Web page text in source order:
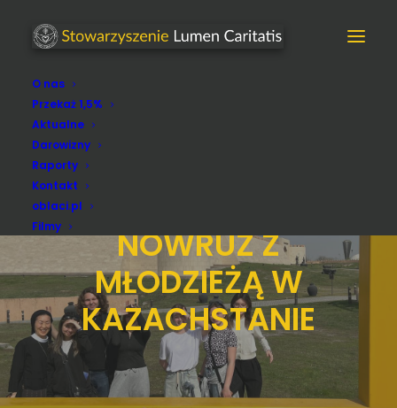
O nas
Przekaż 1,5%
Aktualne
Darowizny
Raporty
Kontakt
oblaci.pl
Filmy
NOWRUZ Z
MŁODZIEŻĄ W
KAZACHSTANIE